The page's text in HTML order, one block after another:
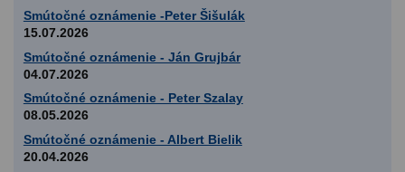
Smútočné oznámenie -Peter Šišulák
15.07.2026
Smútočné oznámenie - Ján Grujbár
04.07.2026
Smútočné oznámenie - Peter Szalay
08.05.2026
Smútočné oznámenie - Albert Bielik
20.04.2026